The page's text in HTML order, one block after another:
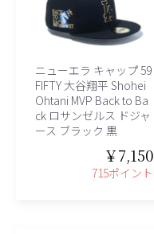
ニューエラ キャップ 59
FIFTY 大谷翔平 Shohei
Ohtani MVP Back to Ba
ck ロサンゼルス ドジャ
ース ブラック 黒
￥7,150
715ポイント